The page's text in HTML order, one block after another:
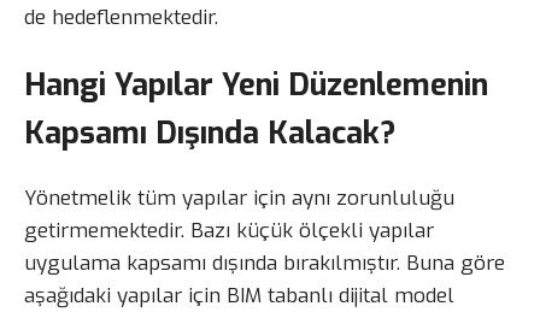
de hedeflenmektedir.
Hangi Yapılar Yeni Düzenlemenin
Kapsamı Dışında Kalacak?
Yönetmelik tüm yapılar için aynı zorunluluğu
getirmemektedir. Bazı küçük ölçekli yapılar
uygulama kapsamı dışında bırakılmıştır. Buna göre
aşağıdaki yapılar için BIM tabanlı dijital model